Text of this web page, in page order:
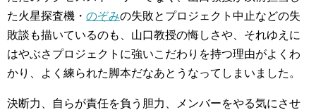
た火星探査機・ のぞみの失敗とプロジェクト中止などの失
敗談も描いているのも、山口教授の悔しさや、それゆえに
はやぶさプロジェクトに強いこだわりを持つ理由がよくわ
かり、よく練られた脚本だなあとうなってしまいました。
決断力、自らが責任を負う胆力、メンバーをやる気にさせ